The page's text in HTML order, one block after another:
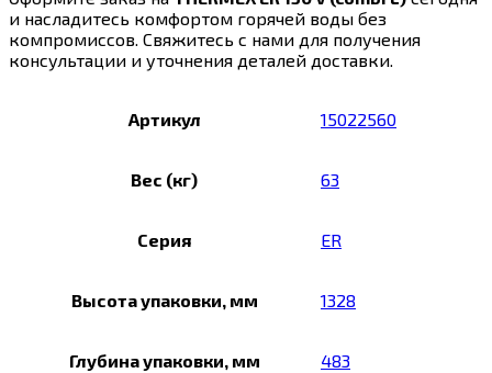
и насладитесь комфортом горячей воды без
компромиссов. Свяжитесь с нами для получения
консультации и уточнения деталей доставки.
Артикул 15022560
Вес (кг) 63
Серия ER
Высота упаковки, мм 1328
Глубина упаковки, мм 483